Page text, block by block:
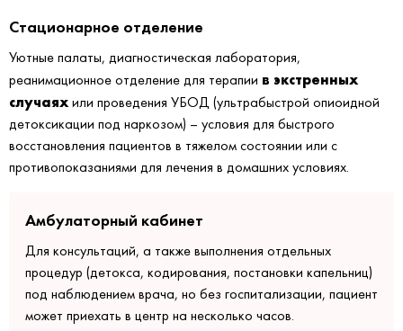
Стационарное отделение
Уютные палаты, диагностическая лаборатория,
реанимационное отделение для терапии в экстренных
случаях или проведения УБОД (ультрабыстрой опиоидной
детоксикации под наркозом) – условия для быстрого
восстановления пациентов в тяжелом состоянии или с
противопоказаниями для лечения в домашних условиях.
Амбулаторный кабинет
Для консультаций, а также выполнения отдельных
процедур (детокса, кодирования, постановки капельниц)
под наблюдением врача, но без госпитализации, пациент
может приехать в центр на несколько часов.